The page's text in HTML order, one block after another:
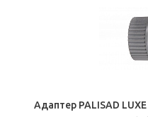
Адаптер PALISAD